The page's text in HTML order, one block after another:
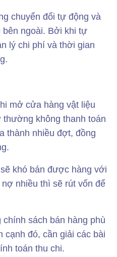
chuyển đổi tự động và
bên ngoài. Bởi khi tự
lý chi phí và thời gian
mở cửa hàng vật liệu
không thanh toán
thành nhiều đợt, đồng
khó bán được hàng với
nhiều thì sẽ rút vốn để
sách bán hàng phù
cạnh đó, cần giải các bài
toán thu chi.